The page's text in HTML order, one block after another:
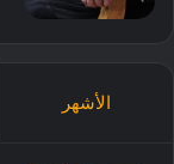
الأشهر